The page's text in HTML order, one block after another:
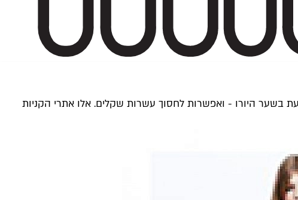
בשער היורו - ואפשרות לחסוך עשרות שקלים. אלו אתרי הקניות